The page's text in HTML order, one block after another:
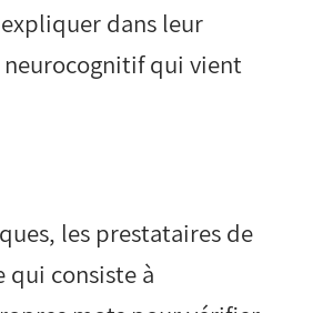
dans leur
qui vient
les prestataires de
consiste à